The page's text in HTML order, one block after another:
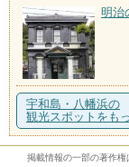
明治
宇和島・八幡浜の
観光スポットをも
掲載情報の一部の著作権